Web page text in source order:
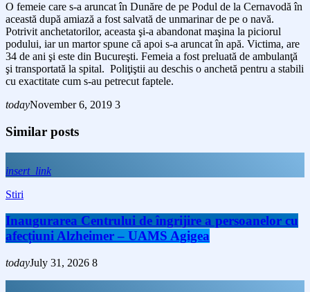
O femeie care s-a aruncat în Dunăre de pe Podul de la Cernavodă în
această după amiază a fost salvată de unmarinar de pe o navă.
Potrivit anchetatorilor, aceasta şi-a abandonat maşina la piciorul
podului, iar un martor spune că apoi s-a aruncat în apă. Victima, are
34 de ani şi este din Bucureşti. Femeia a fost preluată de ambulanţă
şi transportată la spital. Poliţiştii au deschis o anchetă pentru a stabili
cu exactitate cum s-au petrecut faptele.
todayNovember 6, 2019 3
Similar posts
insert_link
Stiri
Inaugurarea Centrului de îngrijire a persoanelor cu
afecțiuni Alzheimer – UAMS Agigea
todayJuly 31, 2026 8